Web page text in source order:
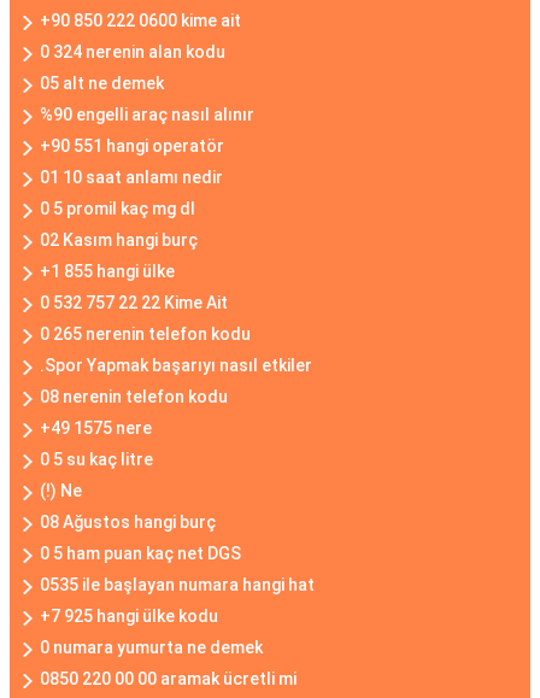
+90 850 222 0600 kime ait
0 324 nerenin alan kodu
05 alt ne demek
%90 engelli araç nasıl alınır
+90 551 hangi operatör
01 10 saat anlamı nedir
0 5 promil kaç mg dl
02 Kasım hangi burç
+1 855 hangi ülke
0 532 757 22 22 Kime Ait
0 265 nerenin telefon kodu
.Spor Yapmak başarıyı nasıl etkiler
08 nerenin telefon kodu
+49 1575 nere
0 5 su kaç litre
(!) Ne
08 Ağustos hangi burç
0 5 ham puan kaç net DGS
0535 ile başlayan numara hangi hat
+7 925 hangi ülke kodu
0 numara yumurta ne demek
0850 220 00 00 aramak ücretli mi